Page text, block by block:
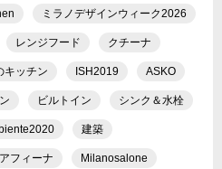
ミラノデザインウィーク2026
レンジフード クチーナ
キッチン ISH2019 ASKO
ビルトイン シンク＆水栓
建築
フィーナ Milanosalone